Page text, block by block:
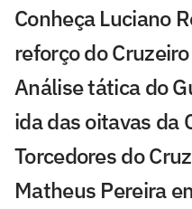
Conheça Luciano
reforço do Cruzeiro
Análise tática do
ida das oitavas da
Torcedores do
Matheus Pereira